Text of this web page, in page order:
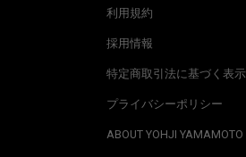
利用規約
採用情報
特定商取引法に基づく表示
プライバシーポリシー
ABOUT YOHJI YAMAMOTO